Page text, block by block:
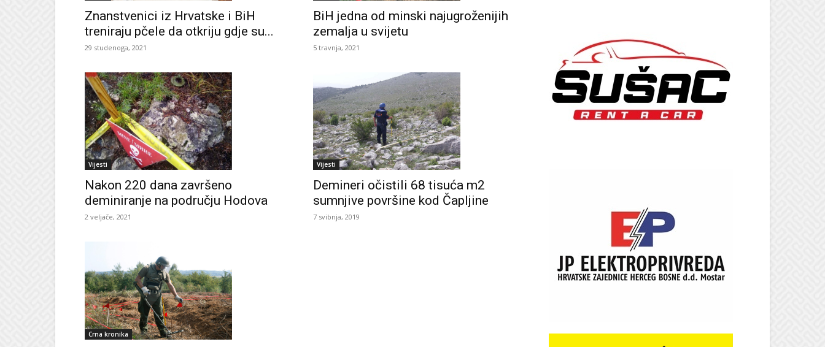
Znanstvenici iz Hrvatske i BiH
treniraju pčele da otkriju gdje su...
29 studenoga, 2021
BiH jedna od minski najugroženijih
zemalja u svijetu
5 travnja, 2021
Vijesti
Nakon 220 dana završeno
deminiranje na području Hodova
2 veljače, 2021
Vijesti
Demineri očistili 68 tisuća m2
sumnjive površine kod Čapljine
7 svibnja, 2019
Crna kronika